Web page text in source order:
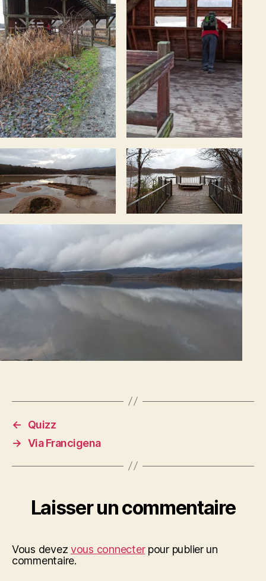
←
Quizz
→ Via Francigena
Laisser un commentaire
Vous devezvous connecterpour publier un
commentaire.